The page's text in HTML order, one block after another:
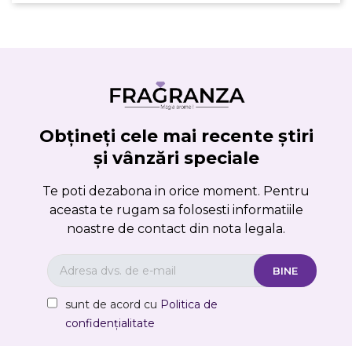
Obțineți cele mai recente știri
și vânzări speciale
Te poti dezabona in orice moment. Pentru
aceasta te rugam sa folosesti informatiile
noastre de contact din nota legala.
sunt de acord cu Politica de
confidențialitate